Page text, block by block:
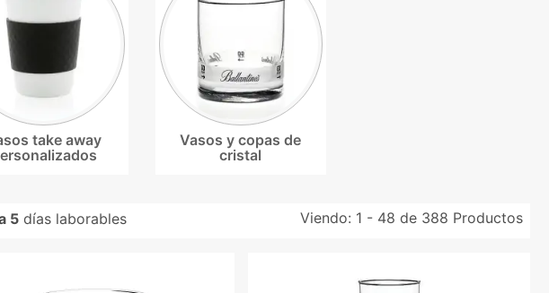
take away
Vasos y copas de
cristal
5días laborables Viendo: 1 - 48 de 388 Productos